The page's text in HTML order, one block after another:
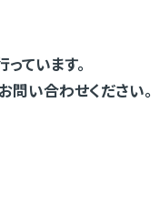
ています。
い合わせください。